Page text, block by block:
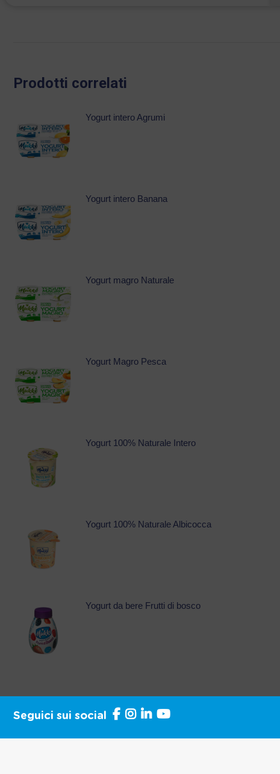
Prodotti correlati
Yogurt intero Agrumi
Yogurt intero Banana
Yogurt magro Naturale
Yogurt Magro Pesca
Yogurt 100% Naturale Intero
Yogurt 100% Naturale Albicocca
Yogurt da bere Frutti di bosco
Seguici sui social